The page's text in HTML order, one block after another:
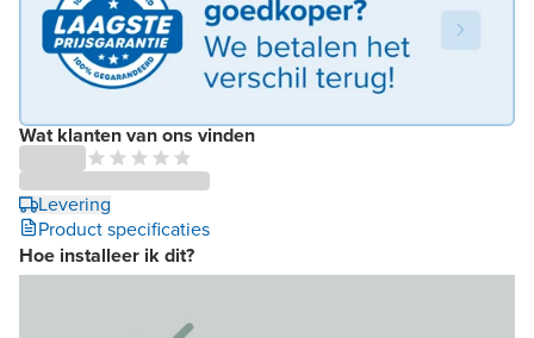
Wat klanten van ons vinden
Levering
Product specificaties
Hoe installeer ik dit?